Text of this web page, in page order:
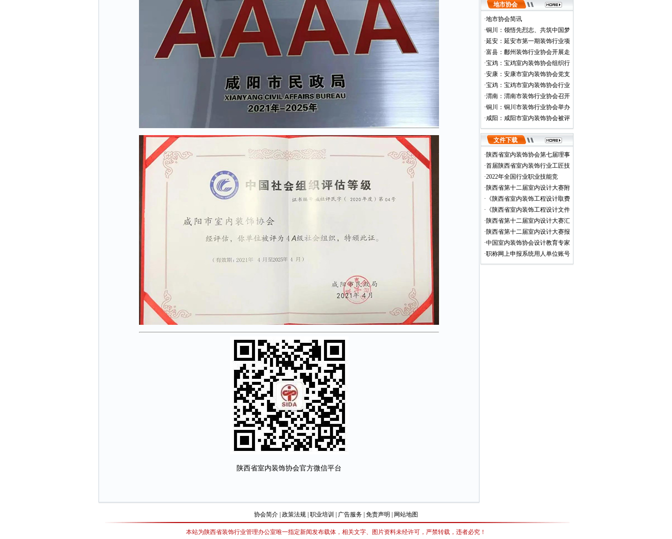
陕西省室内装饰协会官方微信平台
地市协会
·地市协会简讯
·铜川：领悟先烈志、共筑中国梦
·延安：延安市第一期装饰行业项
·富县：鄜州装饰行业协会开展走
·宝鸡：宝鸡室内装饰协会组织行
·安康：安康市室内装饰协会党支
·宝鸡：宝鸡市室内装饰协会行业
·渭南：渭南市装饰行业协会召开
·铜川：铜川市装饰行业协会举办
·咸阳：咸阳市室内装饰协会被评
文件下载
·陕西省室内装饰协会第七届理事
·首届陕西省室内装饰行业工匠技
·2022年全国行业职业技能竞
·陕西省第十二届室内设计大赛附
· 《陕西省室内装饰工程设计取费
· 《陕西省室内装饰工程设计文件
·陕西省第十二届室内设计大赛汇
·陕西省第十二届室内设计大赛报
·中国室内装饰协会设计教育专家
·职称网上申报系统用人单位账号